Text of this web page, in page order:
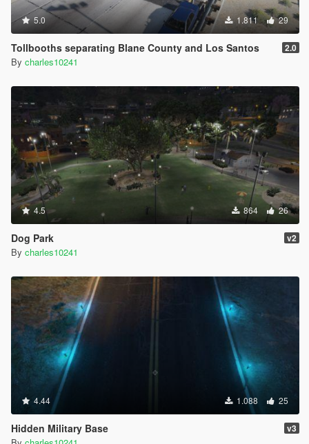
5.0 1.811 29
Tollbooths separating Blane County and Los Santos 2.0
By charles10241
4.5 864 26
Dog Park v2
By charles10241
4.44 1.088 25
Hidden Military Base v3